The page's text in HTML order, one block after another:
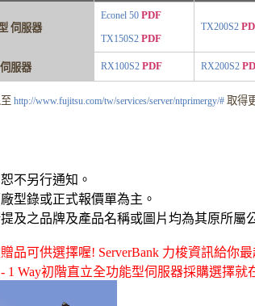
伺服器
Econel 50 PDF
TX150S2PDF
TX200S2
服器 RX100S2PDF RX200S2
http://www.fujitsu.com/tw/services/server/ntprimergy/#取得
不另行通知。
型錄或正式報價單為主。
及之品牌及產品名稱或圖片均為其原所屬
品可供選擇喔! ServerBank 力梭資訊給你
1 Way初階直立全功能型伺服器採購選擇就